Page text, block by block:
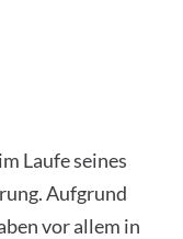
Laufe seines
Aufgrund
vor allem in